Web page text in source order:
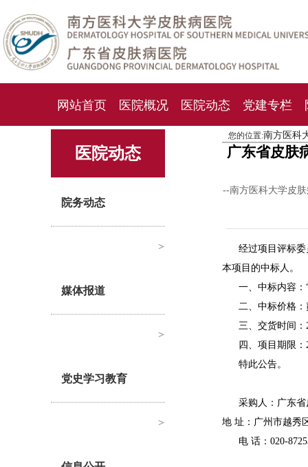
网站首页 医院概况 医院动态 党建专栏
化妆品检测中心 就诊指南 人才
医院动态
院务动态
>
媒体报道
>
党史学习教育
>
您的位置:南方医科
广东省皮肤
--南方医科大学皮
经过项目评标
本项目的中标人。
一、中标内容
二、中标价格
三、交货时间：
四、项目期限
特此公告。
采购人：广东
地 址：广州市越秀
电 话：020-